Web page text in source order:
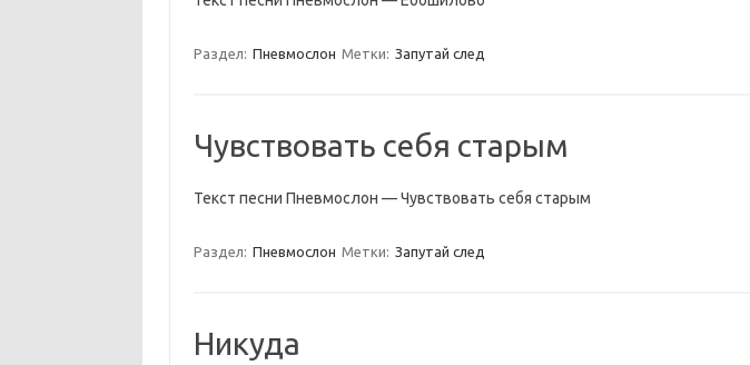
Раздел: Пневмослон Метки: Запутай след
Чувствовать себя старым
Текст песни Пневмослон — Чувствовать себя старым
Раздел: Пневмослон Метки: Запутай след
Никуда